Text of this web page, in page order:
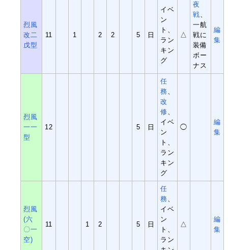
烈風
改二
戊型
11 1 2 2 5 日
イベ
ン
ト、
ラン
キン
グ
△
夜
戦、
一航
戦に
装備
ボー
ナス
編
集
烈風
一一
型
12 5 日
任
務、
改
修、
イベ
ン
ト、
ラン
キン
グ
◯
編
集
烈風
(六
〇一
空)
11 1 2 5 日
任
務、
イベ
ン
ト、
ラン
△
編
集